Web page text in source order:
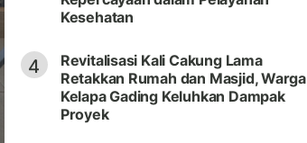
Kesehatan
4
Revitalisasi Kali Cakung Lama
Retakkan Rumah dan Masjid, Warga
Kelapa Gading Keluhkan Dampak
Proyek